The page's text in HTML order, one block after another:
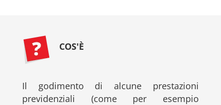
COS'È
Il godimento di alcune prestazioni
previdenziali (come per esempio